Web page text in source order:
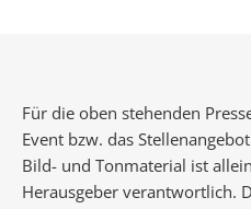
Für die oben stehenden
Event bzw. das
Bild- und Tonmaterial ist
Herausgeber verantwortlich.